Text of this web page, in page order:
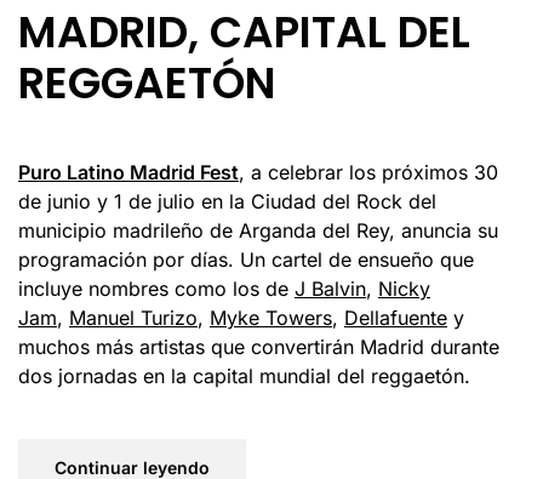
MADRID, CAPITAL DEL
REGGAETÓN
Puro Latino Madrid Fest, a celebrar los próximos 30
de junio y 1 de julio en la Ciudad del Rock del
municipio madrileño de Arganda del Rey, anuncia su
programación por días. Un cartel de ensueño que
incluye nombres como los de J Balvin, Nicky
Jam, Manuel Turizo, Myke Towers, Dellafuente y
muchos más artistas que convertirán Madrid durante
dos jornadas en la capital mundial del reggaetón.
Continuar leyendo